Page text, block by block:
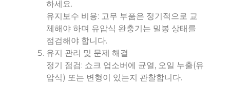
하세요.
유지보수 비용: 고무 부품은 정기적으로 교
체해야 하며 유압식 완충기는 밀봉 상태를
점검해야 합니다.
유지 관리 및 문제 해결
정기 점검: 쇼크 업소버에 균열, 오일 누출(유
압식) 또는 변형이 있는지 관찰합니다.